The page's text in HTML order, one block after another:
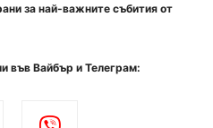
за най-важните събития от
във Вайбър и Телеграм: